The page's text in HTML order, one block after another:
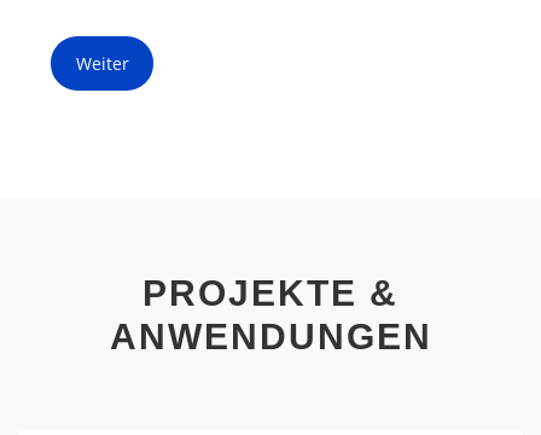
Weiter
PROJEKTE &
ANWENDUNGEN